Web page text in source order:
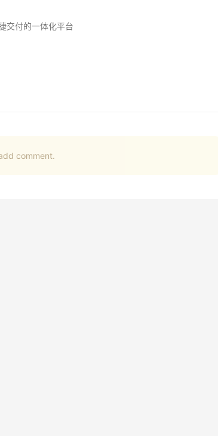
交付的一体化平台
comment.